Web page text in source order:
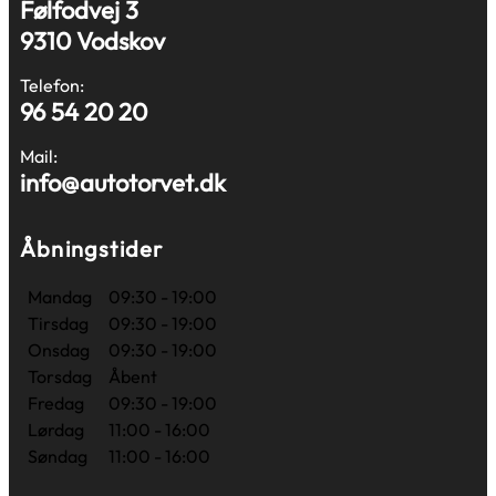
Følfodvej 3
9310 Vodskov
Telefon:
96 54 20 20
Mail:
info@autotorvet.dk
Åbningstider
Mandag
09:30 - 19:00
Tirsdag
09:30 - 19:00
Onsdag
09:30 - 19:00
Torsdag
Åbent
Fredag
09:30 - 19:00
Lørdag
11:00 - 16:00
Søndag
11:00 - 16:00